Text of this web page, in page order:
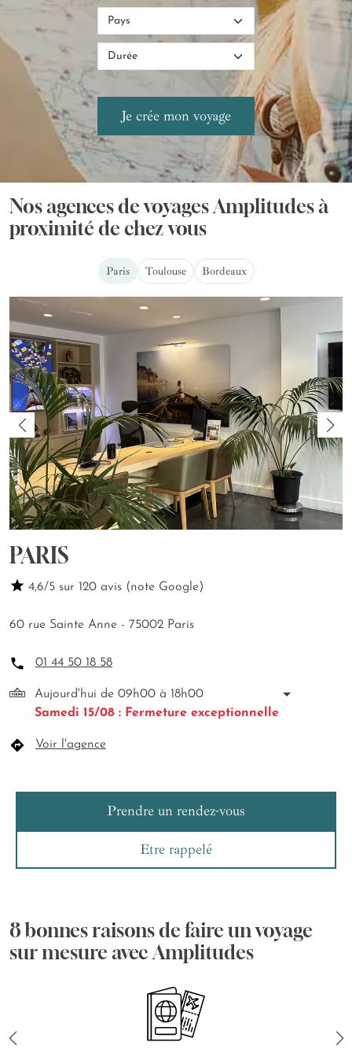
Nos agences de voyages Amplitudes à
proximité de chez vous
Paris Toulouse Bordeaux
PARIS
4,6/5 sur 120 avis (note Google)
60 rue Sainte Anne - 75002 Paris
01 44 50 18 58
Aujourd'hui de 09h00 à 18h00
Samedi 15/08 : Fermeture exceptionnelle
Voir l'agence
Prendre un rendez-vous
Etre rappelé
8 bonnes raisons de faire un voyage
sur mesure avec Amplitudes